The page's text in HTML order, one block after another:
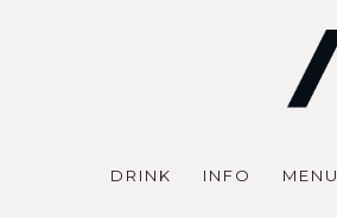
DRINK INFO MENU